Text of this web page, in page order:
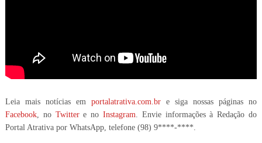
Leia mais notícias em portalatrativa.com.br e siga nossas páginas no
Facebook, no Twittere noInstagram . Envie informações à Redação do
Portal Atrativa por WhatsApp, telefone (98) 9****-****